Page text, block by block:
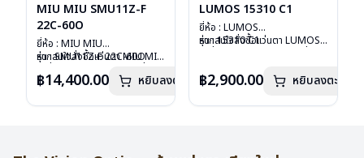
MIU MIU SMU11Z-F
22C-60O
ยี่ห้อ : MIU MIU
รุ่น : SMU11Z-F 22C-60O
เลนส์ : กันแดดสีฟ้า
น้ำหนัก : 24 กรัม
หากสนใจสั่งชื้อแว่นตา MIU MIU
ลงไว้กรุณาติดต่อเรา
คลิก
฿14,400.00 หยิบลงตะกร้า
LUMOS 15310 C1
ยี่ห้อ : LUMOS
รุ่น : 15310 C1
บานพับ : ไม่มีสปริง
อุปกรณ์ : กล่องแว่น , ผ้าเช็ดแว่น
หากสนใจสั่งชื้อแว่นตา LUMOS
฿2,900.00 หยิบลงตะกร้า